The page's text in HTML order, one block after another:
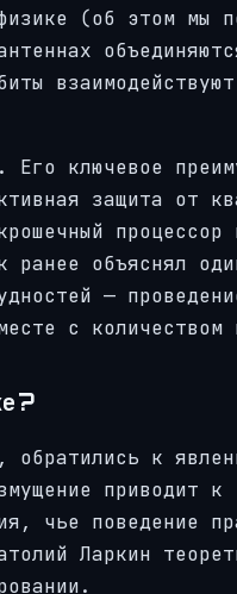
(об этом мы
Его ключевое
защита от
процессор
ранее объяснял
—
с количеством
к
приводит к
чье поведение
Ларкин